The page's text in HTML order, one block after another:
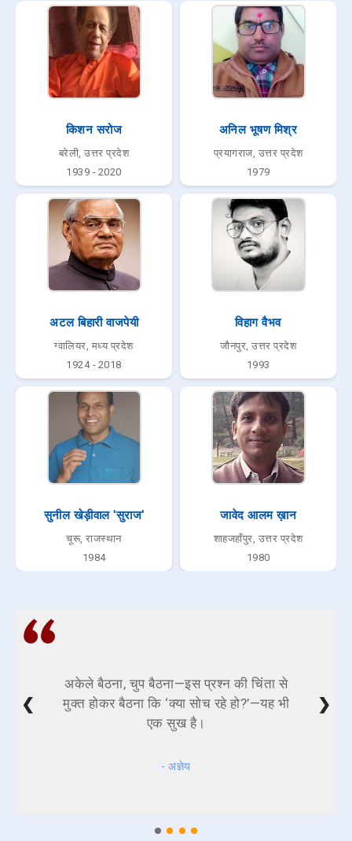
किशन सरोज
बरेली, उत्तर प्रदेश
1939 - 2020
अनिल भूषण मिश्र
प्रयागराज, उत्तर प्रदेश
1979
अटल बिहारी वाजपेयी
ग्वालियर, मध्य प्रदेश
1924 - 2018
विहाग वैभव
जौनपुर, उत्तर प्रदेश
1993
सुनील खेड़ीवाल 'सुराज'
चूरू, राजस्थान
1984
जावेद आलम ख़ान
शाहजहाँपुर, उत्तर प्रदेश
1980
अकेले बैठना, चुप बैठना—इस प्रश्न की चिंता से
मुक्त होकर बैठना कि ‘क्या सोच रहे हो?’—यह भी
एक सुख है।
- अज्ञेय
❮ ❯